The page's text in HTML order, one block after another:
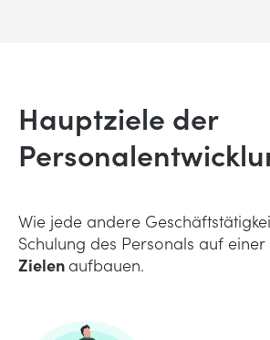
Hauptziele der
Wie jede andere
Schulung des Personals auf einer
Zielen aufbauen.